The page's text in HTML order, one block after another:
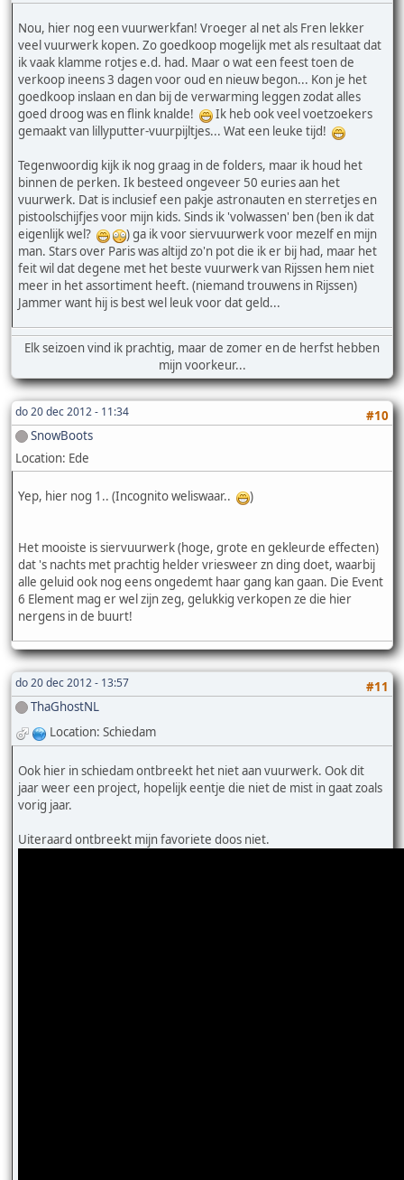
Nou, hier nog een vuurwerkfan! Vroeger al net als Fren lekker
veel vuurwerk kopen. Zo goedkoop mogelijk met als resultaat dat
ik vaak klamme rotjes e.d. had. Maar o wat een feest toen de
verkoop ineens 3 dagen voor oud en nieuw begon... Kon je het
goedkoop inslaan en dan bij de verwarming leggen zodat alles
goed droog was en flink knalde!
Ik heb ook veel voetzoekers
gemaakt van lillyputter-vuurpijltjes... Wat een leuke tijd!
Tegenwoordig kijk ik nog graag in de folders, maar ik houd het
binnen de perken. Ik besteed ongeveer 50 euries aan het
vuurwerk. Dat is inclusief een pakje astronauten en sterretjes en
pistoolschijfjes voor mijn kids. Sinds ik 'volwassen' ben (ben ik dat
eigenlijk wel?
) ga ik voor siervuurwerk voor mezelf en mijn
man. Stars over Paris was altijd zo'n pot die ik er bij had, maar het
feit wil dat degene met het beste vuurwerk van Rijssen hem niet
meer in het assortiment heeft. (niemand trouwens in Rijssen)
Jammer want hij is best wel leuk voor dat geld...
Elk seizoen vind ik prachtig, maar de zomer en de herfst hebben
mijn voorkeur...
do 20 dec 2012 - 11:34
#10
SnowBoots
Location: Ede
Yep, hier nog 1.. (Incognito weliswaar.. )
Het mooiste is siervuurwerk (hoge, grote en gekleurde effecten)
dat 's nachts met prachtig helder vriesweer zn ding doet, waarbij
alle geluid ook nog eens ongedemt haar gang kan gaan. Die Event
6 Element mag er wel zijn zeg, gelukkig verkopen ze die hier
nergens in de buurt!
do 20 dec 2012 - 13:57
#11
ThaGhostNL
Location: Schiedam
Ook hier in schiedam ontbreekt het niet aan vuurwerk. Ook dit
jaar weer een project, hopelijk eentje die niet de mist in gaat zoals
vorig jaar.
Uiteraard ontbreekt mijn favoriete doos niet.